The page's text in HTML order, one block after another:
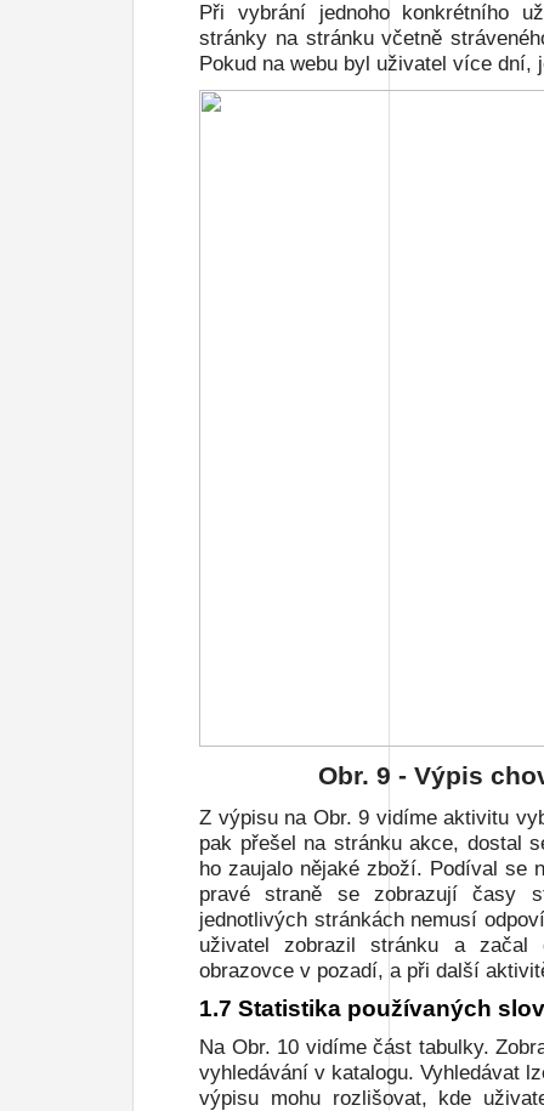
Při vybrání jednoho konkrétního
stránky na stránku včetně
Pokud na webu byl uživatel více
Obr. 9 - Výpis
Z výpisu na Obr. 9 vidíme aktivitu
pak přešel na stránku akce, dostal
ho zaujalo nějaké zboží. Podíval se
pravé straně se zobrazují časy
jednotlivých stránkách nemusí
uživatel zobrazil stránku a
obrazovce v pozadí, a při další
1.7 Statistika používaných
Na Obr. 10 vidíme část tabulky.
vyhledávání v katalogu. Vyhledávat
výpisu mohu rozlišovat, kde